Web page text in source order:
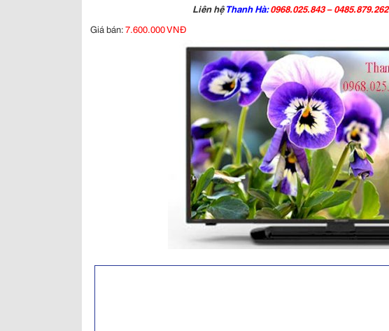
Liên hệThanh Hà:0968.025.843 – 0485.879.262
Giá bán:7.600.000 VNĐ